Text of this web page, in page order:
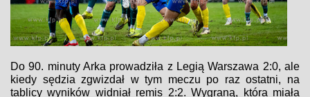
Do 90. minuty Arka prowadziła z Legią Warszawa 2:0, ale
kiedy sędzia zgwizdał w tym meczu po raz ostatni, na
tablicy wyników widniał remis 2:2. Wygraną, która miała